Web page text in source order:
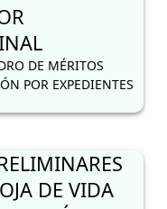
DE MÉRITOS
POR EXPEDIENTES
DE VIDA